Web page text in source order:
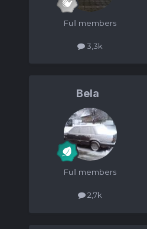
Full members
3,3k
Bela
Full members
2,7k